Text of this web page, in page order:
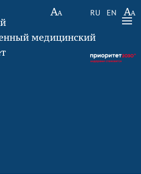
RU EN
медицинский